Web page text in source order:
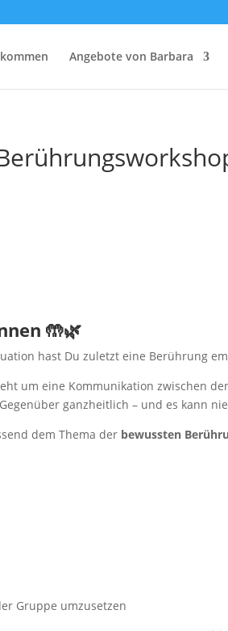
Angebote von Barbara
🤲🌿
hast Du zuletzt eine Berührung
um eine Kommunikation zwischen
ganzheitlich – und es kann
dem Thema der bewussten
Gruppe umzusetzen